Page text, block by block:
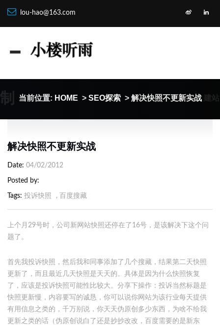
lou-hao@163.com
当前位置: HOME > SEO探索 > 解决快照不更新实战 建
解决快照不更新实战
Date 04/02/2012
Posted by
Tags 投诉快照 , 百度搜藏
上个月29号时，公司新网站快照还停在了16号，是该解决下这个问
题了。
首先我投诉快照，然后我和同事添加了几个搜藏，结果第二天快照
更新了，而且最近几天快照是天天的。具体是因为什么快照恢复
了，应该是投诉快照可能性比较大。分享下操作：投诉当然标题是
快照更新慢，内容要写的诚恳，你可以说你网站为该行业每天提供
有用信息之类的，千万别说，你天天伪原创多少东西，为啥不给我
更新之类的话（伪原创说白了还是抄抄改改，百度需要的是新东